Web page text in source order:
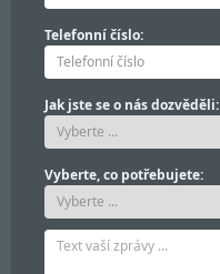
Telefonní číslo:
Jak jste se o nás dozvěděli:
Vyberte, co potřebujete: